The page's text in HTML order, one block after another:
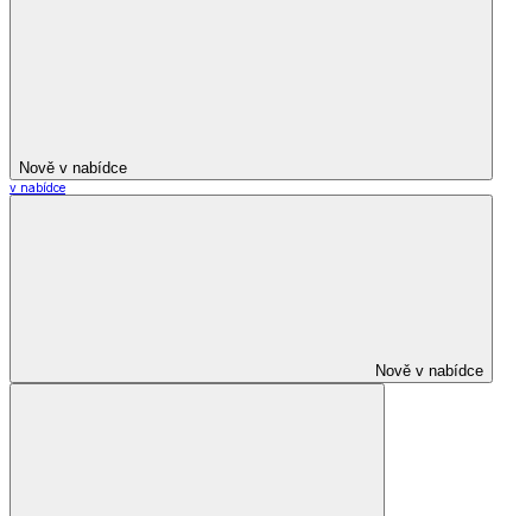
Nově v nabídce
v nabídce
Nově v nabídce